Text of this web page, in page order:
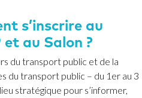
s’inscrire au
et au Salon ?
du transport public et de la
du transport public – du 1er au 3
stratégique pour s’informer,